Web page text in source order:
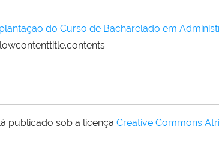
do Curso de Bacharelado em
publicado sob a licença Creative Commons